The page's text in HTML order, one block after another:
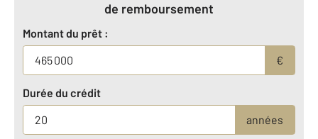
de remboursement
Montant du prêt :
€
Durée du crédit
années